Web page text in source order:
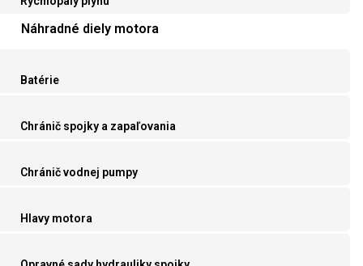
Náhradné diely motora
Batérie
Chránič spojky a zapaľovania
Chránič vodnej pumpy
Hlavy motora